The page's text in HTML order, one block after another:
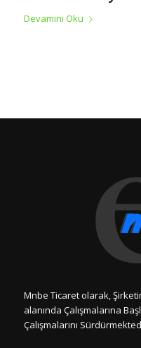
Devamını Oku
Mnbe Ticaret olarak,
alanında Çalışmalarına
Çalışmalarını